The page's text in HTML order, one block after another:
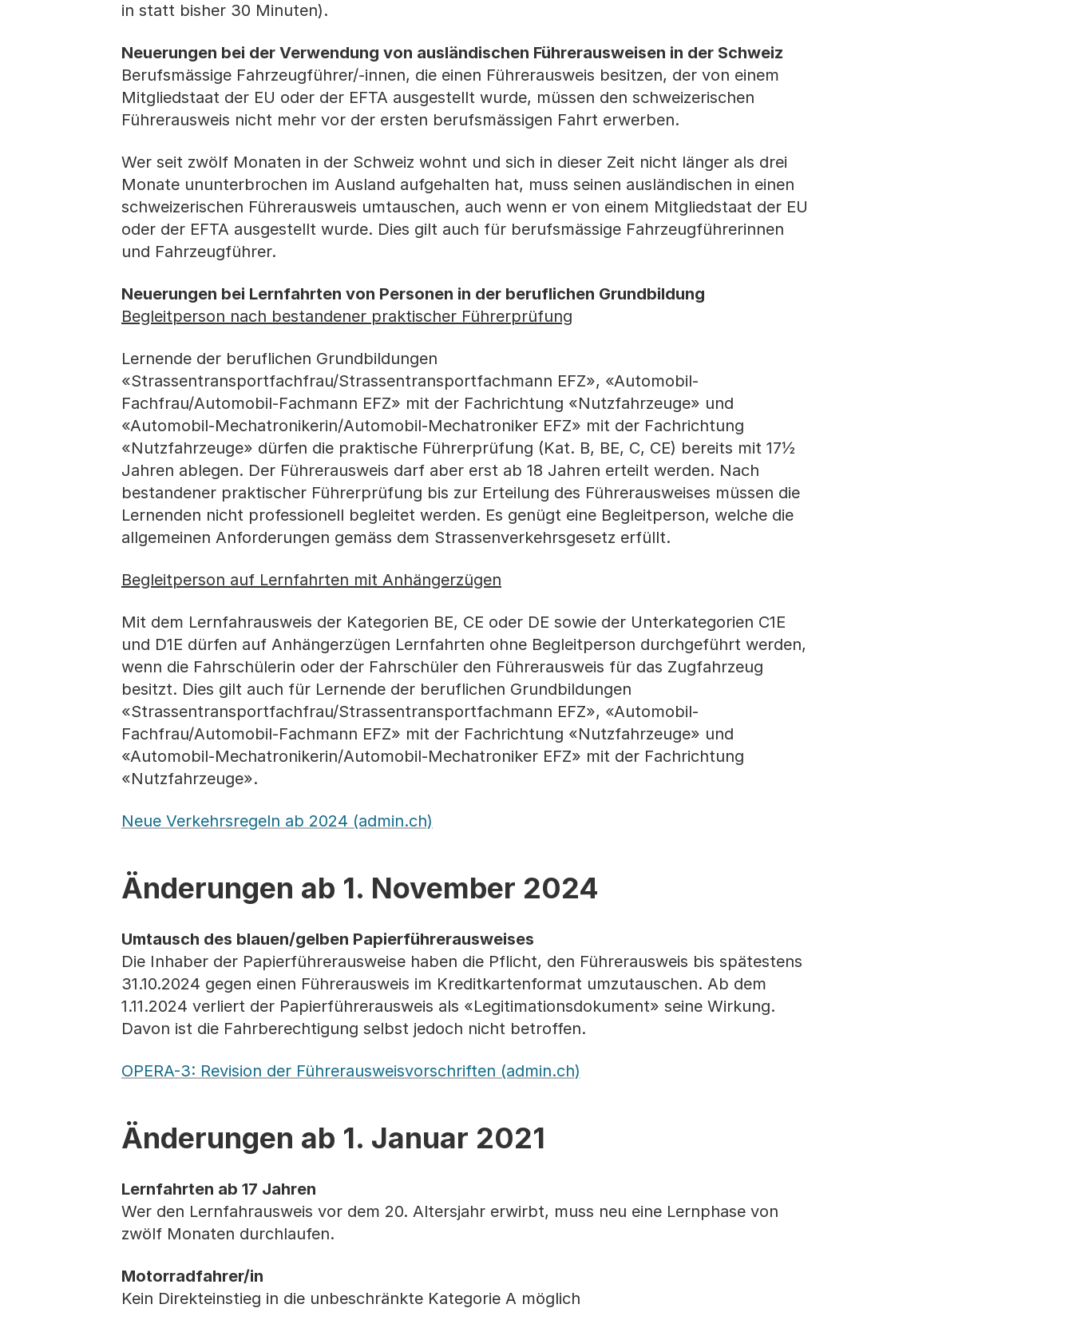
in statt bisher 30 Minuten).
Neuerungen bei der Verwendung von ausländischen Führerausweisen in der Schweiz
Berufsmässige Fahrzeugführer/-innen, die einen Führerausweis besitzen, der von einem
Mitgliedstaat der EU oder der EFTA ausgestellt wurde, müssen den schweizerischen
Führerausweis nicht mehr vor der ersten berufsmässigen Fahrt erwerben.
Wer seit zwölf Monaten in der Schweiz wohnt und sich in dieser Zeit nicht länger als drei
Monate ununterbrochen im Ausland aufgehalten hat, muss seinen ausländischen in einen
schweizerischen Führerausweis umtauschen, auch wenn er von einem Mitgliedstaat der EU
oder der EFTA ausgestellt wurde. Dies gilt auch für berufsmässige Fahrzeugführerinnen
und Fahrzeugführer.
Neuerungen bei Lernfahrten von Personen in der beruflichen Grundbildung
Begleitperson nach bestandener praktischer Führerprüfung
Lernende der beruflichen Grundbildungen
«Strassentransportfach­frau/Strassentransportfachmann EFZ», «Automobil-
Fachfrau/Automobil-Fachmann EFZ» mit der Fachrichtung «Nutzfahrzeuge» und
«Automobil-Mecha­tro­nikerin/Auto­mobil-Mechatroniker EFZ» mit der Fachrichtung
«Nutzfahrzeuge» dürfen die praktische Führerprüfung (Kat. B, BE, C, CE) bereits mit 17½
Jahren ablegen. Der Führerausweis darf aber erst ab 18 Jahren erteilt werden. Nach
bestandener praktischer Führerprüfung bis zur Erteilung des Führerausweises müssen die
Lernenden nicht professionell begleitet werden. Es genügt eine Begleit­person, welche die
allgemeinen Anforderungen gemäss dem Strassen­ver­kehrsgesetz erfüllt.
Begleitperson auf Lernfahrten mit Anhängerzügen
Mit dem Lernfahrausweis der Kategorien BE, CE oder DE sowie der Unterkategorien C1E
und D1E dürfen auf Anhängerzügen Lernfahrten ohne Begleitperson durchgeführt werden,
wenn die Fahrschülerin oder der Fahrschüler den Führerausweis für das Zugfahrzeug
besitzt. Dies gilt auch für Lernende der beruflichen Grundbildungen
«Strassentransportfachfrau/Strassen­transport­fach­mann EFZ», «Automobil-
Fachfrau/Automobil-Fachmann EFZ» mit der Fach­richtung «Nutzfahrzeuge» und
«Automobil-Mechatronikerin/Automobil-Mechatroniker EFZ» mit der Fachrichtung
«Nutzfahrzeuge».
Neue Verkehrsregeln ab 2024 (admin.ch)
Änderungen ab 1. November 2024
Umtausch des blauen/gelben Papierführerausweises
Die Inhaber der Papierführerausweise haben die Pflicht, den Führerausweis bis spätestens
31.10.2024 gegen einen Führerausweis im Kreditkartenformat umzutauschen. Ab dem
1.11.2024 verliert der Papierführerausweis als «Legitimationsdokument» seine Wirkung.
Davon ist die Fahrberechtigung selbst jedoch nicht betroffen.
OPERA-3: Revision der Führerausweisvorschriften (admin.ch)
Änderungen ab 1. Januar 2021
Lernfahrten ab 17 Jahren
Wer den Lernfahrausweis vor dem 20. Altersjahr erwirbt, muss neu eine Lernphase von
zwölf Monaten durchlaufen.
Motorradfahrer/in
Kein Direkteinstieg in die unbeschränkte Kategorie A möglich